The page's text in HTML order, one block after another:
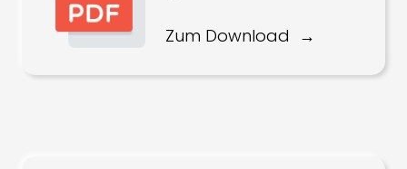
Zum Download